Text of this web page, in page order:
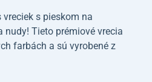
s pieskom na
nudy! Tieto prémiové vrecia
farbách a sú vyrobené z